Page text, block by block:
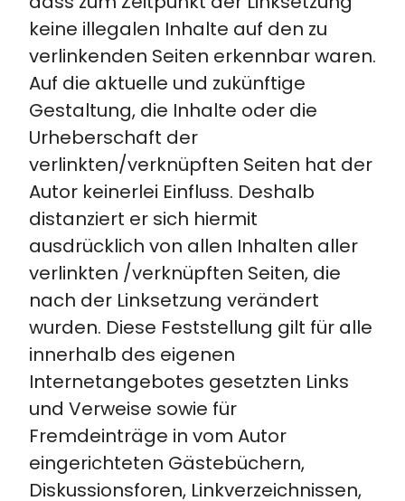
keine illegalen Inhalte auf den zu
verlinkenden Seiten erkennbar waren.
Auf die aktuelle und zukünftige
Gestaltung, die Inhalte oder die
Urheberschaft der
verlinkten/verknüpften Seiten hat der
Autor keinerlei Einfluss. Deshalb
distanziert er sich hiermit
ausdrücklich von allen Inhalten aller
verlinkten /verknüpften Seiten, die
nach der Linksetzung verändert
wurden. Diese Feststellung gilt für alle
innerhalb des eigenen
Internetangebotes gesetzten Links
und Verweise sowie für
Fremdeinträge in vom Autor
eingerichteten Gästebüchern,
Diskussionsforen, Linkverzeichnissen,